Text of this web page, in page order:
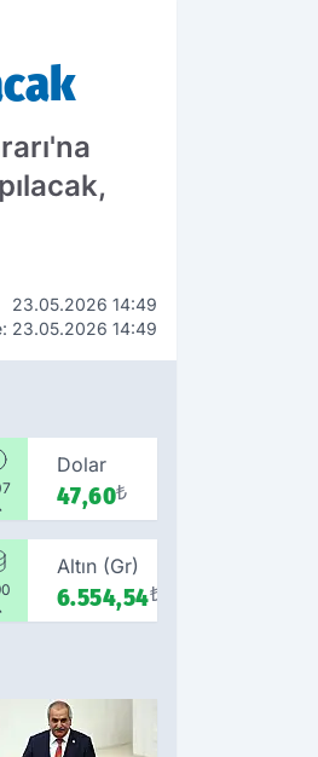
23.05.2026 14:49
23.05.2026 14:49
Dolar
47,60₺
Altın (Gr)
6.554,54₺